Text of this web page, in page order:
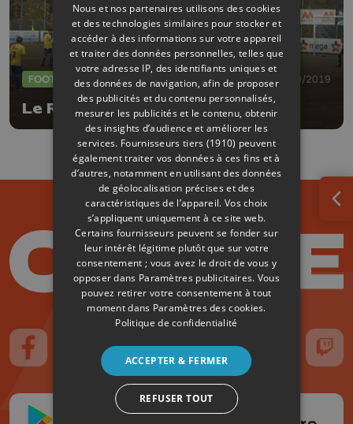
FOOTBALL 28/10/2019
Le RFC Liège peut s'en vouloir...
Suivez-nous sur FaceBook
Suivez-nous sur Instagram
Suivez-nous sur TikTokSuivez-nous sur YouTube
Suivez-nous
Nous et nos partenaires utilisons des cookies
et des technologies similaires pour stocker et
accéder à des informations sur votre appareil
et traiter des données personnelles, telles que
votre adresse IP, des identifiants uniques et
des données de navigation, afin de proposer
des publicités et du contenu personnalisés,
mesurer les publicités et le contenu, obtenir
des insights d’audience et améliorer les
services. Fournisseurs tiers (1910) peuvent
également traiter vos données à ces fins et à
d’autres, notamment en utilisant des données
de géolocalisation précises et des
caractéristiques de l’appareil. Vos choix
s’appliquent uniquement à ce site web.
Certains fournisseurs peuvent se fonder sur
leur intérêt légitime plutôt que sur votre
consentement ; vous avez le droit de vous y
opposer dans Paramètres publicitaires. Vous
pouvez retirer votre consentement à tout
moment dans Paramètres des cookies.
Politique de confidentialité
ACCEPTER & FERMER
REFUSER TOUT